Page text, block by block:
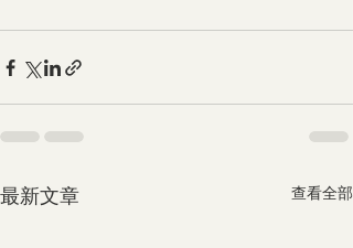
最新文章 查看全部